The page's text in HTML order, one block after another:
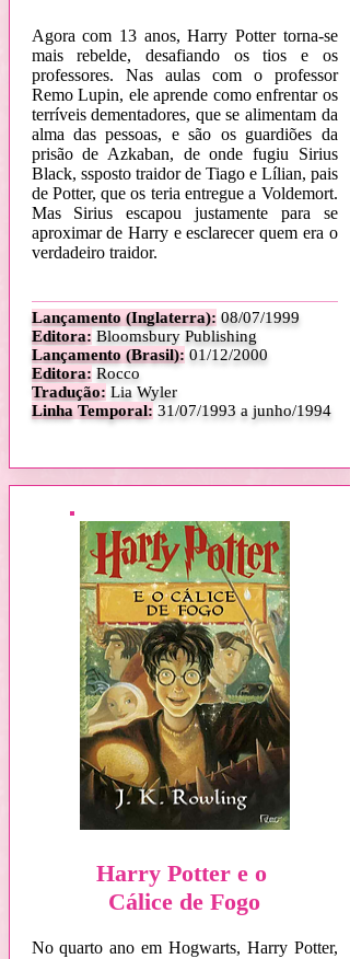
Agora com 13 anos, Harry Potter torna-se
mais rebelde, desafiando os tios e os
professores. Nas aulas com o professor
Remo Lupin, ele aprende como enfrentar os
terríveis dementadores, que se alimentam da
alma das pessoas, e são os guardiões da
prisão de Azkaban, de onde fugiu Sirius
Black, ssposto traidor de Tiago e Lílian, pais
de Potter, que os teria entregue a Voldemort.
Mas Sirius escapou justamente para se
aproximar de Harry e esclarecer quem era o
verdadeiro traidor.
Lançamento (Inglaterra): 08/07/1999
Editora: Bloomsbury Publishing
Lançamento (Brasil): 01/12/2000
Editora: Rocco
Tradução: Lia Wyler
Linha Temporal: 31/07/1993 a junho/1994
Harry Potter e o
Cálice de Fogo
No quarto ano em Hogwarts, Harry Potter,